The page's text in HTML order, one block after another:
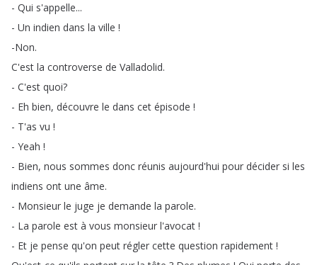
- Qui s'appelle...
- Un indien dans la ville !
-Non.
C'est la controverse de Valladolid.
- C'est quoi?
- Eh bien, découvre le dans cet épisode !
- T'as vu !
- Yeah !
- Bien, nous sommes donc réunis aujourd'hui pour décider si les
indiens ont une âme.
- Monsieur le juge je demande la parole.
- La parole est à vous monsieur l'avocat !
- Et je pense qu'on peut régler cette question rapidement !